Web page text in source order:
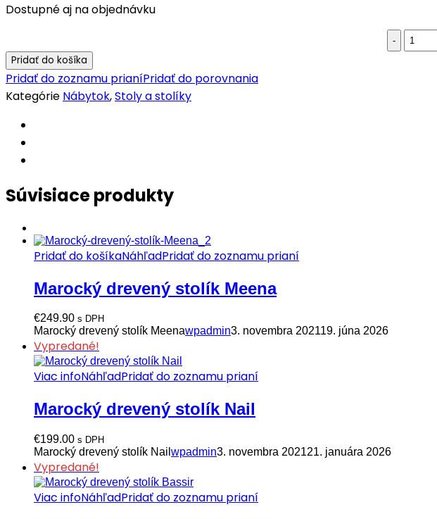
Dostupné aj na objednávku
Orientálny
stolík
Pridať do košíka
Pridať do zoznamu prianíPridať do porovnania
Kategórie Nábytok,Stoly a stolíky
Súvisiace produkty
Pridať do košíkaNáhľadPridať do zoznamu prianí
Marocký drevený stolík Meena
€249.90 s DPH
Marocký drevený stolík Meenawpadmin3. novembra 202119. júna 2026
Vypredané!
Viac infoNáhľadPridať do zoznamu prianí
Marocký drevený stolík Nail
€199.00 s DPH
Marocký drevený stolík Nail wpadmin3. novembra 202121. januára 2026
Vypredané!
Viac infoNáhľadPridať do zoznamu prianí